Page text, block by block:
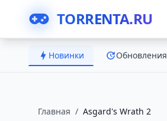
TORRENTA.RU
Новинки Обновления
Главная / Asgard's Wrath 2